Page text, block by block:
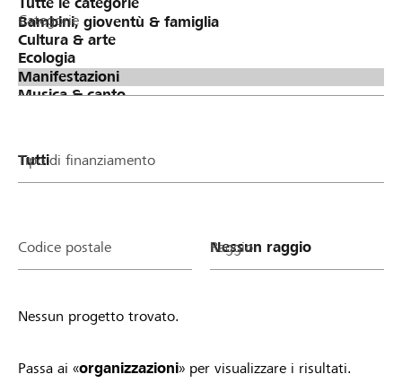
Categorie
Tipo di finanziamento
Codice postale Raggio
Nessun progetto trovato.
Passa ai «organizzazioni» per visualizzare i risultati.